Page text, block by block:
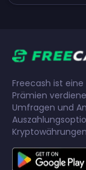
Freecash ist
Prämien
Umfragen und